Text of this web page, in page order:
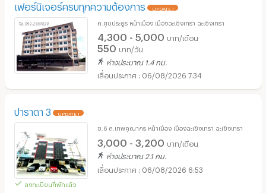
เฟอร์นิเจอร์ครบทุกความต้องการ
UPDATE !
ถ.ศุขประยูร หน้าเมือง เมืองฉะเชิงเทรา ฉะเชิงเทรา
4,300 - 5,000 บาท/เดือน
550 บาท/วัน
ห่างประมาณ 1.4 กม.
06/08/2026 7:34
ปาราดา 3 UPDATE !
ลงทะเบียนที่พักแล้ว
ซ.6 ถ.เทพคุณากร หน้าเมือง เมืองฉะเชิงเทรา ฉะเชิงเทรา
3,000 - 3,200 บาท/เดือน
ห่างประมาณ 2.1 กม.
06/08/2026 6:53